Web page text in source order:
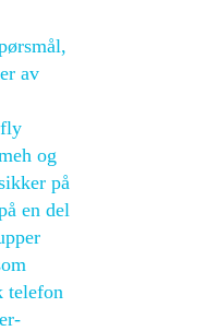
av
og
på
en del
telefon